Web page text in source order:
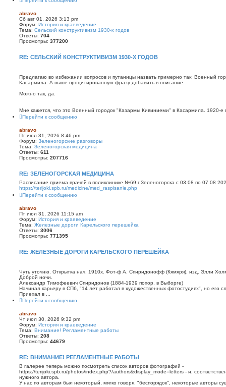
abravo
Сб авг 01, 2026 3:13 pm
Форум: История и краеведение
Тема: Сельский конструктивизм 1930-х годов
Ответы: 704
Просмотры: 377200
RE: СЕЛЬСКИЙ КОНСТРУКТИВИЗМ 1930-Х ГОДОВ
Предлагаю во избежании вопросов и путаницы назвать примерно так: Военный
Касармила. А выше процитированную фразу добавить в описание.
Можно так, да.
Мне кажется, что это Военный городок "Казармы Кивиниеми" в Касармила. 1920-е
Перейти к сообщению
abravo
Пт июл 31, 2026 8:46 pm
Форум: Зеленогорские разговоры
Тема: Зеленогорская медицина
Ответы: 611
Просмотры: 207716
RE: ЗЕЛЕНОГОРСКАЯ МЕДИЦИНА
Расписание приема врачей в поликлинике №69 г.Зеленогорска c 03.08 по 07.08
https://terijoki.spb.ru/medicine/med_raspisanie.php
Перейти к сообщению
abravo
Пт июл 31, 2026 11:15 am
Форум: История и краеведение
Тема: Железные дороги Карельского перешейка
Ответы: 3006
Просмотры: 771395
RE: ЖЕЛЕЗНЫЕ ДОРОГИ КАРЕЛЬСКОГО ПЕРЕШЕЙКА
Чуть уточню. Открытка нач. 1910х. Фот-ф А. Спиридонофф (Кямяря), изд. Элли
Доброй ночи.
Александр Тимофеевич Спиридонов (1884-1939 похор. в Выборге)
Начинал карьеру в СПб, "14 лет работал в художественных фотостудиях", но его
Приехал в ...
Перейти к сообщению
abravo
Чт июл 30, 2026 9:32 pm
Форум: История и краеведение
Тема: Внимание! Регламентные работы
Ответы: 208
Просмотры: 44679
RE: ВНИМАНИЕ! РЕГЛАМЕНТНЫЕ РАБОТЫ
В галерее теперь можно посмотреть список авторов фотографий -
https://terijoki.spb.ru/photos/index.php?/authors&display_mode=letters - и,
нужного автора.
У нас по авторам был некоторый, мягко говоря, "беспорядок", некоторые авторы